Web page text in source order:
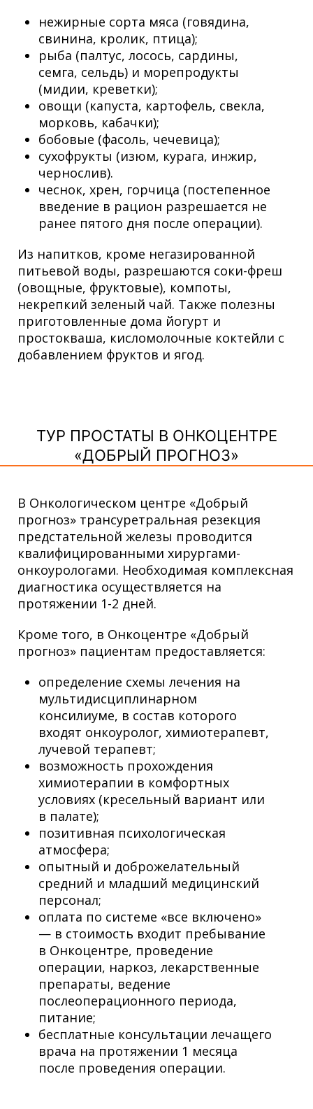
нежирные сорта мяса (говядина,
свинина, кролик, птица);
рыба (палтус, лосось, сардины,
семга, сельдь) и морепродукты
(мидии, креветки);
овощи (капуста, картофель, свекла,
морковь, кабачки);
бобовые (фасоль, чечевица);
сухофрукты (изюм, курага, инжир,
чернослив).
чеснок, хрен, горчица (постепенное
введение в рацион разрешается не
ранее пятого дня после операции).
Из напитков, кроме негазированной
питьевой воды, разрешаются соки-фреш
(овощные, фруктовые), компоты,
некрепкий зеленый чай. Также полезны
приготовленные дома йогурт и
простокваша, кисломолочные коктейли с
добавлением фруктов и ягод.
ТУР ПРОСТАТЫ В ОНКОЦЕНТРЕ
«ДОБРЫЙ ПРОГНОЗ»
В Онкологическом центре «Добрый
прогноз» трансуретральная резекция
предстательной железы проводится
квалифицированными хирургами-
онкоурологами. Необходимая комплексная
диагностика осуществляется на
протяжении 1-2 дней.
Кроме того, в Онкоцентре «Добрый
прогноз» пациентам предоставляется:
определение схемы лечения на
мультидисциплинарном
консилиуме, в состав которого
входят онкоуролог, химиотерапевт,
лучевой терапевт;
возможность прохождения
химиотерапии в комфортных
условиях (кресельный вариант или
в палате);
позитивная психологическая
атмосфера;
опытный и доброжелательный
средний и младший медицинский
персонал;
оплата по системе «все включено»
— в стоимость входит пребывание
в Онкоцентре, проведение
операции, наркоз, лекарственные
препараты, ведение
послеоперационного периода,
питание;
бесплатные консультации лечащего
врача на протяжении 1 месяца
после проведения операции.